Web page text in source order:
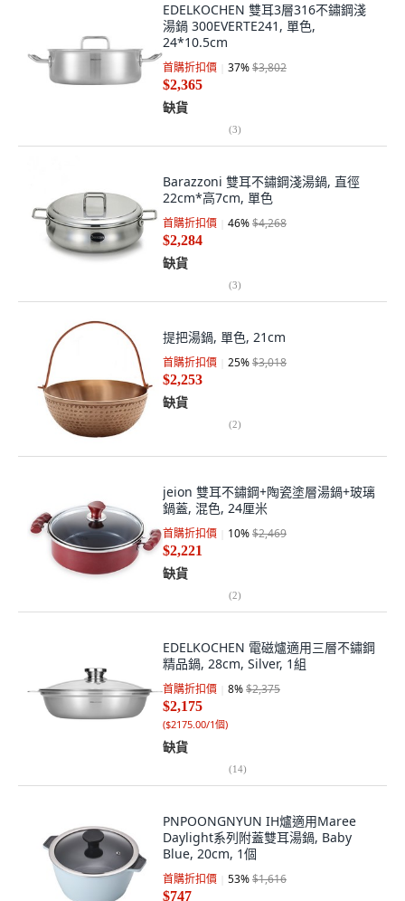
EDELKOCHEN 雙耳3層316不鏽鋼淺
湯鍋 300EVERTE241, 單色,
24*10.5cm
首購折扣價 37%$3,802
$2,365
缺貨
(3)
Barazzoni 雙耳不鏽鋼淺湯鍋, 直徑
22cm*高7cm, 單色
首購折扣價 46%$4,268
$2,284
缺貨
(3)
提把湯鍋, 單色, 21cm
首購折扣價 25%$3,018
$2,253
缺貨
(2)
jeion 雙耳不鏽鋼+陶瓷塗層湯鍋+玻璃
鍋蓋, 混色, 24厘米
首購折扣價 10%$2,469
$2,221
缺貨
(2)
EDELKOCHEN 電磁爐適用三層不鏽鋼
精品鍋, 28cm, Silver, 1組
首購折扣價 8%$2,375
$2,175
($2175.00/1個)
缺貨
(14)
PNPOONGNYUN IH爐適用Maree
Daylight系列附蓋雙耳湯鍋, Baby
Blue, 20cm, 1個
首購折扣價 53%$1,616
$747